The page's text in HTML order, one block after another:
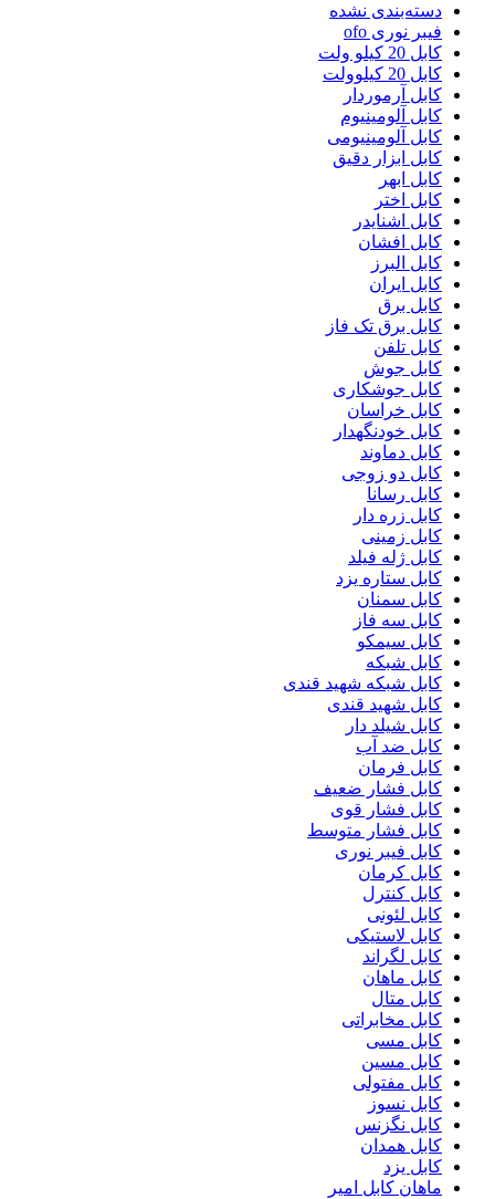
دسته‌بندی نشده
فیبر نوری ofo
کابل 20 کیلو ولت
کابل 20 کیلوولت
کابل آرموردار
کابل آلومینیوم
کابل آلومینیومی
کابل ابزار دقیق
کابل ابهر
کابل اختر
کابل اشنایدر
کابل افشان
کابل البرز
کابل ایران
کابل برق
کابل برق تک فاز
کابل تلفن
کابل جوش
کابل جوشکاری
کابل خراسان
کابل خودنگهدار
کابل دماوند
کابل دو زوجی
کابل رسانا
کابل زره دار
کابل زمینی
کابل ژله فیلد
کابل ستاره یزد
کابل سمنان
کابل سه فاز
کابل سیمکو
کابل شبکه
کابل شبکه شهید قندی
کابل شهید قندی
کابل شیلد دار
کابل ضد آب
کابل فرمان
کابل فشار ضعیف
کابل فشار قوی
کابل فشار متوسط
کابل فیبر نوری
کابل کرمان
کابل کنترل
کابل لئونی
کابل لاستیکی
کابل لگراند
کابل ماهان
کابل متال
کابل مخابراتی
کابل مسی
کابل مسین
کابل مفتولی
کابل نسوز
کابل نگزنس
کابل همدان
کابل یزد
ماهان کابل امیر